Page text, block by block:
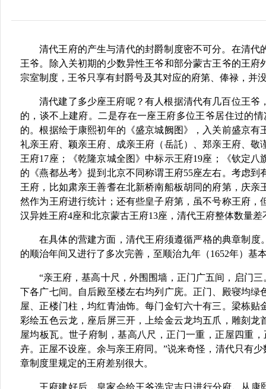
清代王府的产生与清代的封爵制度密不可分。在清
王爷。除 入关初期的少数异性王爷和部分蒙古王爷的王府
宗室制度，王爷只享有封爵号及其对应的府第、俸禄，并
清代建了多少座王府呢？有人根据清代有几百位王
的，谈不上建府。二是存在一座王府多位王爷居住过的
的。根据绘于康熙初年的《盛京城阙图》，入关前盛京有
礼亲王府、颖亲王府、成亲王府（岳託）、郑亲王府、
王府17座；《乾隆京城全图》中标示王府19座；《钦定八
的《燕都丛考》提到北京不同称谓王府55座左右。考虑到
王府，比如肃亲王善耆在北新桥南船板胡同的府第，庆
然作为王府进行统计；还有些皇子府第，虽不号称王府
汉异姓王府4座和北京蒙古王府13座，清代王府整体数量差
在具体的营建方面，清代王府须遵循严格的典章制度
的顺治年间又进行了多次完善，至顺治九年（1652年）基
“亲王府，基高十尺，外围围墙，正门广五间，启门
下各广七间。自后殿至楼左右均列广庑。正门、殿寝均
屋、正楼门柱，均红青油饰。每门金钉六十有三。梁栋
彩绘五色云龙，座后屏三开，上绘金云龙均五爪，雕刻
屋均板瓦。世子府制，基高八尺，正门一重，正屋四重
卉。正屋不设座。余与亲王府同。”说来奇怪，清代只有
章制度里规定的王府差别很大。
王府建好后，皇家会给王爷选定吉日进行分府。从